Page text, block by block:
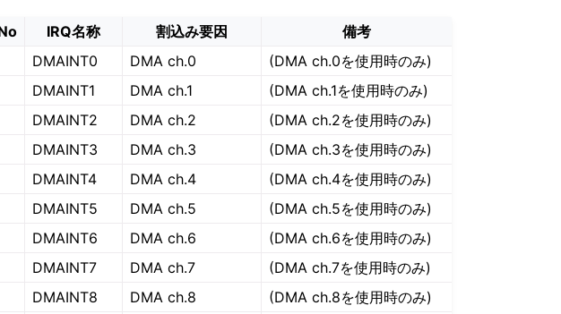
IRQ名称 割込み要因
備考
DMAINT0 DMA ch.0
(DMA ch.0を使用時のみ)
DMAINT1 DMA ch.1
(DMA ch.1を使用時のみ)
DMAINT2 DMA ch.2
(DMA ch.2を使用時のみ)
DMAINT3 DMA ch.3
(DMA ch.3を使用時のみ)
DMAINT4 DMA ch.4
(DMA ch.4を使用時のみ)
DMAINT5 DMA ch.5
(DMA ch.5を使用時のみ)
DMAINT6 DMA ch.6
(DMA ch.6を使用時のみ)
DMAINT7 DMA ch.7
(DMA ch.7を使用時のみ)
DMAINT8 DMA ch.8
(DMA ch.8を使用時のみ)